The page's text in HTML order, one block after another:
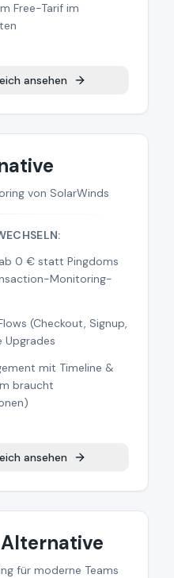
Free-Tarif im
ansehen
von SolarWinds
0 € statt Pingdoms
Monitoring-
(Checkout, Signup,
Upgrades
mit Timeline &
braucht
ansehen
für moderne Teams